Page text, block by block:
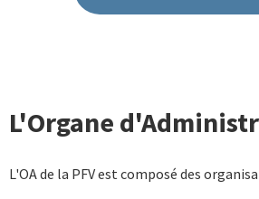
L'Organe
L'OA de la PFV est composé des